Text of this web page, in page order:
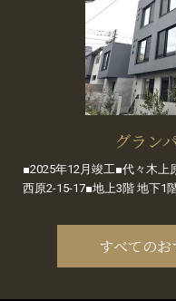
グラン
■2025年12月竣工■代々木上
西原2-15-17■地上3階 地下1
すべての